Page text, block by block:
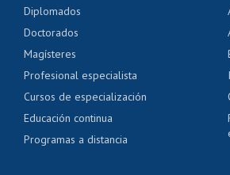
Diplomados
Doctorados
Magísteres
Profesional especialista
Cursos de especialización
Educación continua
Programas a distancia